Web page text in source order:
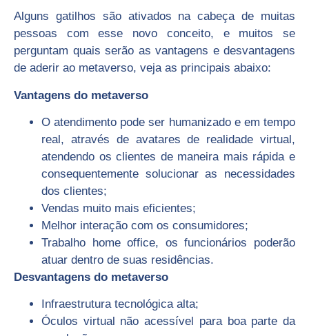
Alguns gatilhos são ativados na cabeça de muitas
pessoas com esse novo conceito, e muitos se
perguntam quais serão as vantagens e desvantagens
de aderir ao metaverso, veja as principais abaixo:
Vantagens do metaverso
O atendimento pode ser humanizado e em tempo
real, através de avatares de realidade virtual,
atendendo os clientes de maneira mais rápida e
consequentemente solucionar as necessidades
dos clientes;
Vendas muito mais eficientes;
Melhor interação com os consumidores;
Trabalho home office, os funcionários poderão
atuar dentro de suas residências.
Desvantagens do metaverso
Infraestrutura tecnológica alta;
Óculos virtual não acessível para boa parte da